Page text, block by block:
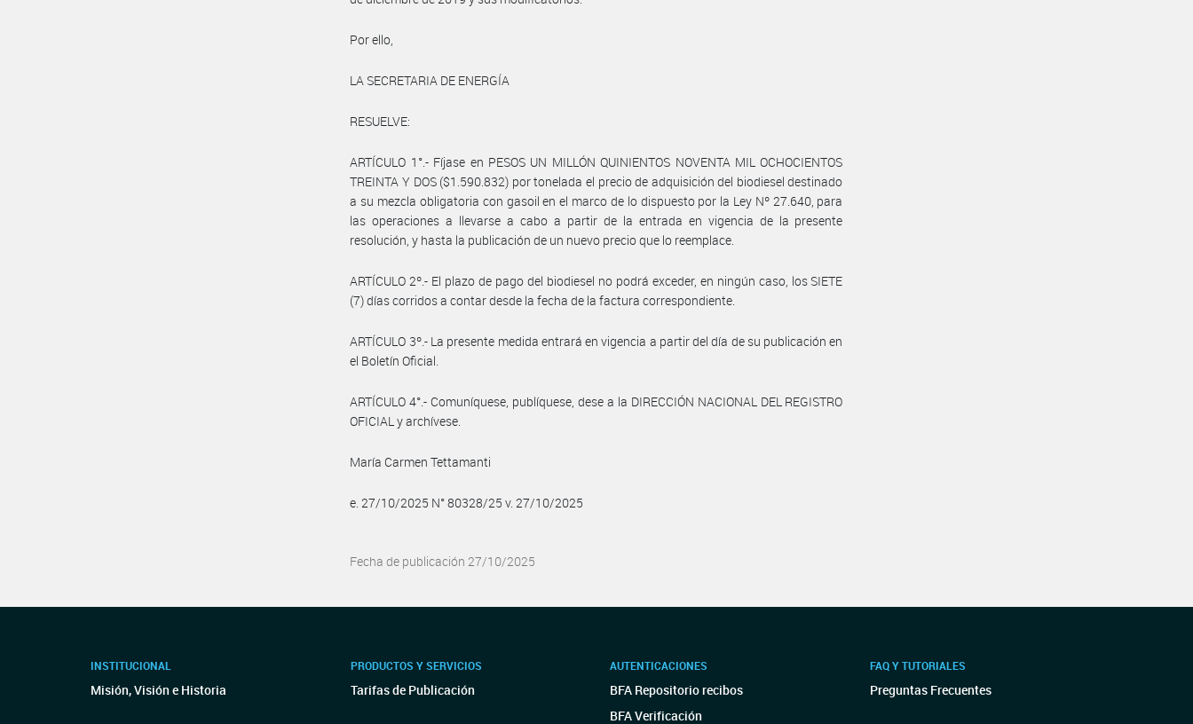
Por ello,
LA SECRETARIA DE ENERGÍA
RESUELVE:
ARTÍCULO 1°.- Fíjase en PESOS UN MILLÓN QUINIENTOS NOVENTA MIL OCHOCIENTOS
TREINTA Y DOS ($1.590.832) por tonelada el precio de adquisición del biodiesel destinado
a su mezcla obligatoria con gasoil en el marco de lo dispuesto por la Ley Nº 27.640, para
las operaciones a llevarse a cabo a partir de la entrada en vigencia de la presente
resolución, y hasta la publicación de un nuevo precio que lo reemplace.
ARTÍCULO 2º.- El plazo de pago del biodiesel no podrá exceder, en ningún caso, los SIETE
(7) días corridos a contar desde la fecha de la factura correspondiente.
ARTÍCULO 3º.- La presente medida entrará en vigencia a partir del día de su publicación en
el Boletín Oficial.
ARTÍCULO 4°.- Comuníquese, publíquese, dese a la DIRECCIÓN NACIONAL DEL REGISTRO
OFICIAL y archívese.
María Carmen Tettamanti
e. 27/10/2025 N° 80328/25 v. 27/10/2025
Fecha de publicación 27/10/2025
INSTITUCIONAL
Misión, Visión e Historia
PRODUCTOS Y SERVICIOS
Tarifas de Publicación
AUTENTICACIONES
BFA Repositorio recibos
BFA Verificación
FAQ Y TUTORIALES
Preguntas Frecuentes